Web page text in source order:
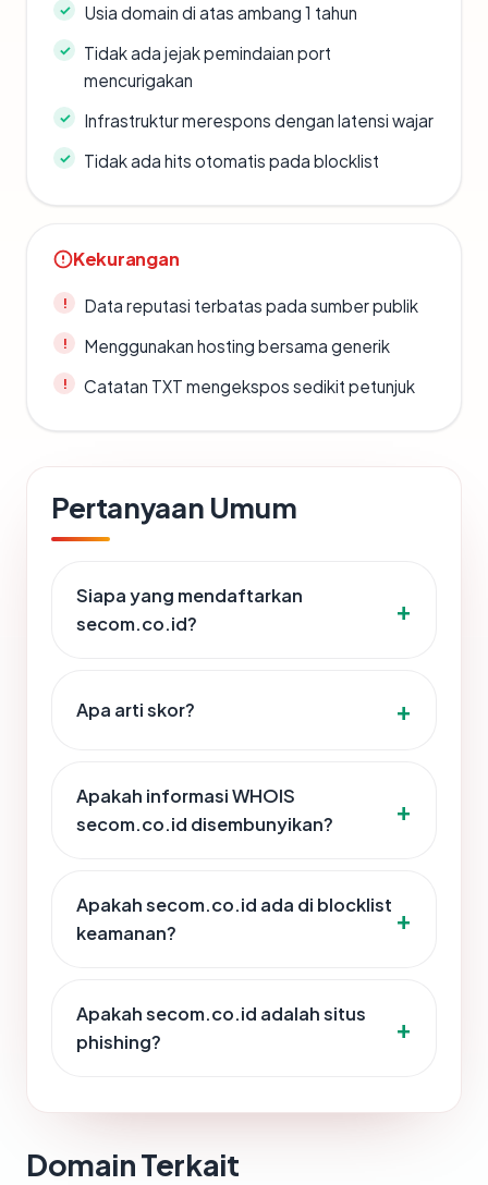
Usia domain di atas ambang 1 tahun
Tidak ada jejak pemindaian port
mencurigakan
Infrastruktur merespons dengan latensi wajar
Tidak ada hits otomatis pada blocklist
Kekurangan
Data reputasi terbatas pada sumber publik
Menggunakan hosting bersama generik
Catatan TXT mengekspos sedikit petunjuk
Pertanyaan Umum
Siapa yang mendaftarkan
secom.co.id?
Apa arti skor?
Apakah informasi WHOIS
secom.co.id disembunyikan?
Apakah secom.co.id ada di blocklist
keamanan?
Apakah secom.co.id adalah situs
phishing?
Domain Terkait